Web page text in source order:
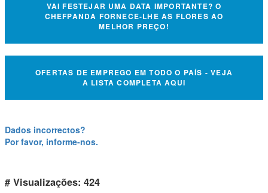
VAI FESTEJAR UMA DATA IMPORTANTE? O
CHEFPANDA FORNECE-LHE AS FLORES AO
MELHOR PREÇO!
OFERTAS DE EMPREGO EM TODO O PAÍS - VEJA
A LISTA COMPLETA AQUI
Dados incorrectos?
Por favor, informe-nos.
# Visualizações: 424